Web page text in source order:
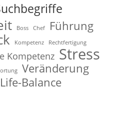
Boss Chef Führung
Kompetenz Rechtfertigung
Kompetenz Stress
Veränderung
Balance